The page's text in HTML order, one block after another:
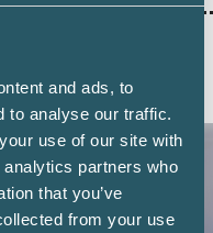
and ads, to
to analyse our traffic.
use of our site with
partners who
that you’ve
from your use